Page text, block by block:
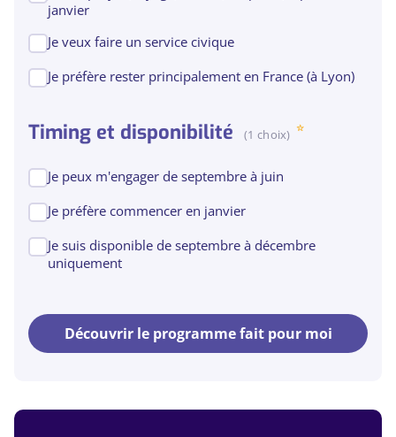
janvier
Je veux faire un service civique
Je préfère rester principalement en France (à Lyon)
Timing et disponibilité (1 choix)
Je peux m'engager de septembre à juin
Je préfère commencer en janvier
Je suis disponible de septembre à décembre
uniquement
Découvrir le programme fait pour moi